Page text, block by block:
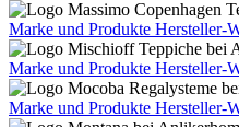
Marke und Produkte Hersteller-
Marke und Produkte Hersteller-
Marke und Produkte Hersteller-